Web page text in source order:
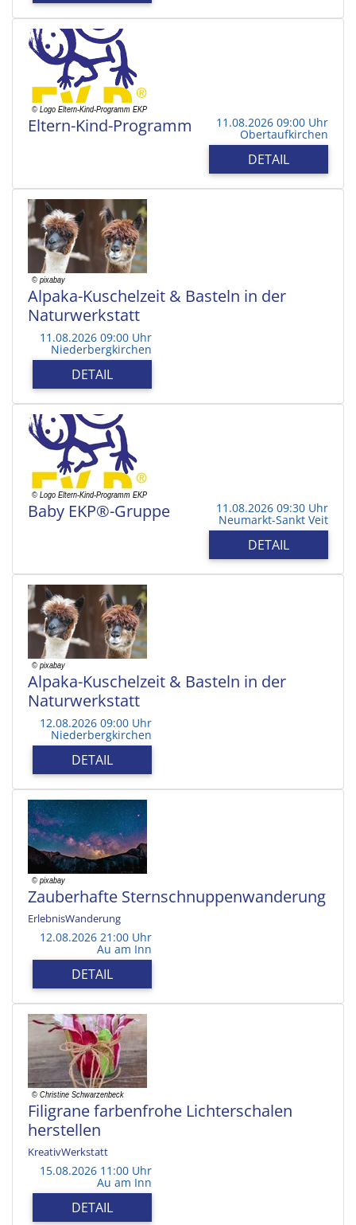
Eltern-Kind-Programm 11.08.2026 09:00 Uhr
Obertaufkirchen
DETAIL
Alpaka-Kuschelzeit & Basteln in der
Naturwerkstatt
11.08.2026 09:00 Uhr
Niederbergkirchen
DETAIL
Baby EKP®-Gruppe 11.08.2026 09:30 Uhr
Neumarkt-Sankt Veit
DETAIL
Alpaka-Kuschelzeit & Basteln in der
Naturwerkstatt
12.08.2026 09:00 Uhr
Niederbergkirchen
DETAIL
Zauberhafte Sternschnuppenwanderung
ErlebnisWanderung
12.08.2026 21:00 Uhr
Au am Inn
DETAIL
Filigrane farbenfrohe Lichterschalen
herstellen
KreativWerkstatt
15.08.2026 11:00 Uhr
Au am Inn
DETAIL